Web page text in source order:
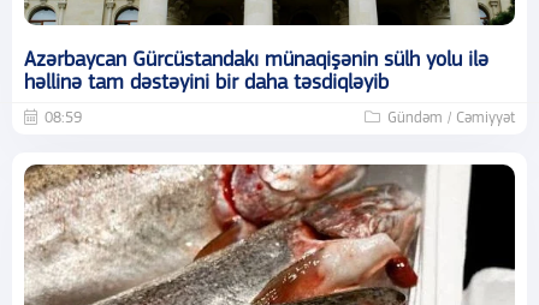
Azərbaycan Gürcüstandakı münaqişənin sülh yolu ilə
həllinə tam dəstəyini bir daha təsdiqləyib
08:59 Gündəm / Cəmiyyət